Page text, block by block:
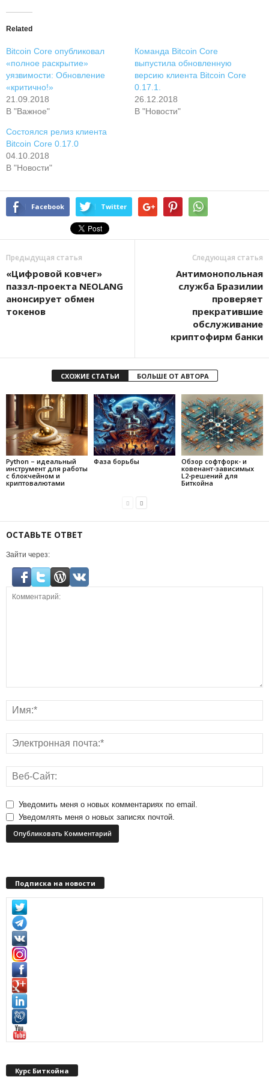
Related
Bitcoin Core опубликовал
«полное раскрытие»
уязвимости: Обновление
«критично!»
21.09.2018
В "Важное"
Команда Bitcoin Core
выпустила обновленную
версию клиента Bitcoin Core
0.17.1.
26.12.2018
В "Новости"
Состоялся релиз клиента
Bitcoin Core 0.17.0
04.10.2018
В "Новости"
Facebook Twitter
Предыдущая статья
«Цифровой ковчег»
паззл-проекта NEOLANG
анонсирует обмен
токенов
Следующая статья
Антимонопольная
служба Бразилии
проверяет
прекратившие
обслуживание
криптофирм банки
СХОЖИЕ СТАТЬИ БОЛЬШЕ ОТ АВТОРА
Python – идеальный
инструмент для работы
с блокчейном и
криптовалютами
Фаза борьбы
Обзор софтфорк- и
ковенант-зависимых
L2-решений для
Биткойна
ОСТАВЬТЕ ОТВЕТ
Зайти через:
Уведомить меня о новых комментариях по email.
Уведомлять меня о новых записях почтой.
Подписка на новости
Курс Биткойна